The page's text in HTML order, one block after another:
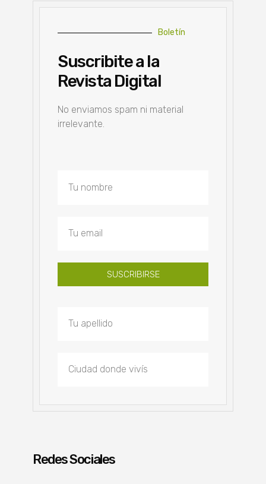
Boletín
Suscribite a la
Revista Digital
No enviamos spam ni material
irrelevante.
SUSCRIBIRSE
Redes Sociales